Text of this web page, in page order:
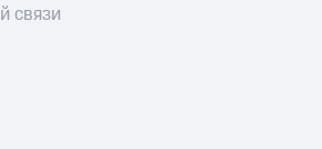
связи